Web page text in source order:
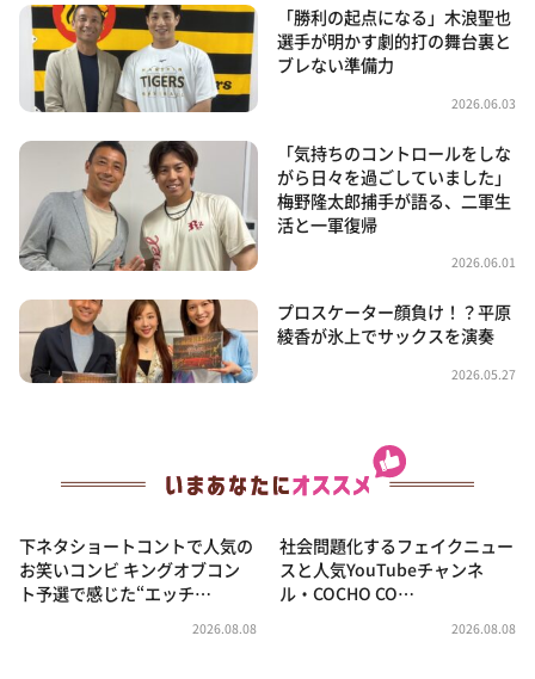
「勝利の起点になる」木浪聖也
選手が明かす劇的打の舞台裏と
ブレない準備力
2026.06.03
「気持ちのコントロールをしな
がら日々を過ごしていました」
梅野隆太郎捕手が語る、二軍生
活と一軍復帰
2026.06.01
プロスケーター顔負け！？平原
綾香が氷上でサックスを演奏
2026.05.27
下ネタショートコントで人気の
お笑いコンビ キングオブコン
ト予選で感じた“エッチ…
2026.08.08
社会問題化するフェイクニュー
スと人気YouTubeチャンネ
ル・COCHO CO…
2026.08.08